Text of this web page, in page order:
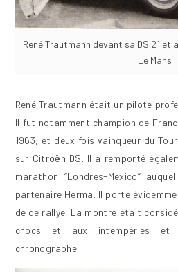
René Trautmann devant sa DS 21 et
Le Mans
René Trautmann était un pilote
Il fut notamment champion de
1963, et deux fois vainqueur du
sur Citroën DS. Il a remporté
marathon “Londres-Mexico”
partenaire Herma. Il porte
de ce rallye. La montre était
chocs et aux intempéries
chronographe.